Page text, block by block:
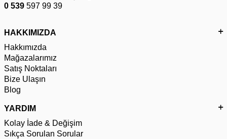
0 539 597 99 39
HAKKIMIZDA
Hakkımızda
Mağazalarımız
Satış Noktaları
Bize Ulaşın
Blog
YARDIM
Kolay İade & Değişim
Sıkça Sorulan Sorular